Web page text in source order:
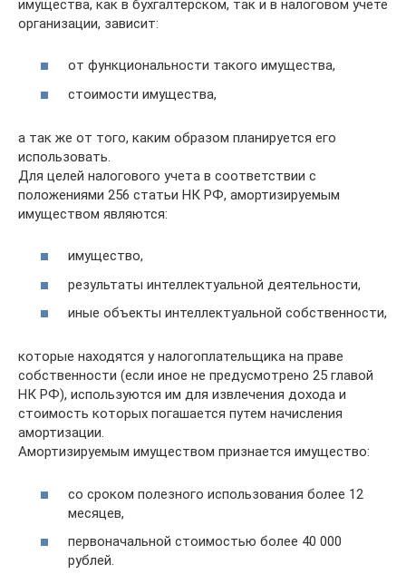
имущества, как в бухгалтерском, так и в налоговом учете
организации, зависит:
от функциональности такого имущества,
стоимости имущества,
а так же от того, каким образом планируется его
использовать.
Для целей налогового учета в соответствии с
положениями 256 статьи НК РФ, амортизируемым
имуществом являются:
имущество,
результаты интеллектуальной деятельности,
иные объекты интеллектуальной собственности,
которые находятся у налогоплательщика на праве
собственности (если иное не предусмотрено 25 главой
НК РФ), используются им для извлечения дохода и
стоимость которых погашается путем начисления
амортизации.
Амортизируемым имуществом признается имущество:
со сроком полезного использования более 12
месяцев,
первоначальной стоимостью более 40 000
рублей.